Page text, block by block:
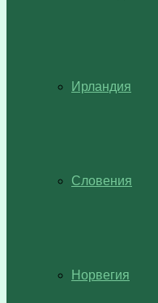
Ирландия
Словения
Норвегия